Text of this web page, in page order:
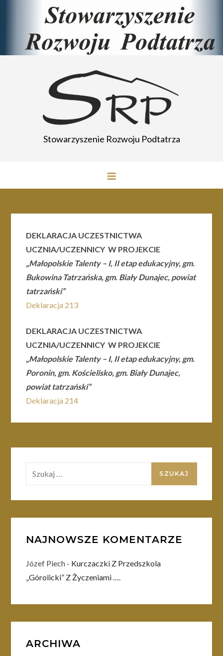
Stowarzyszenie Rozwoju Podtatrza
DEKLARACJA UCZESTNICTWA
UCZNIA/UCZENNICY W PROJEKCIE
„Małopolskie Talenty – I, II etap edukacyjny, gm.
Bukowina Tatrzańska, gm. Biały Dunajec, powiat
tatrzański”
Deklaracja 213
DEKLARACJA UCZESTNICTWA
UCZNIA/UCZENNICY W PROJEKCIE
„Małopolskie Talenty – I, II etap edukacyjny, gm.
Poronin, gm. Kościelisko, gm. Biały Dunajec,
powiat tatrzański”
Deklaracja 214
NAJNOWSZE KOMENTARZE
Józef Piech - Kurczaczki Z Przedszkola
„Górolicki” Z Życzeniami ….
ARCHIWA